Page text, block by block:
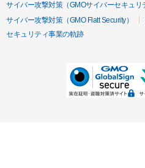
サイバー攻撃対策（GMOサイバーセキュリ
サイバー攻撃対策（GMO Flatt Security）
セキュリティ事業の軌跡